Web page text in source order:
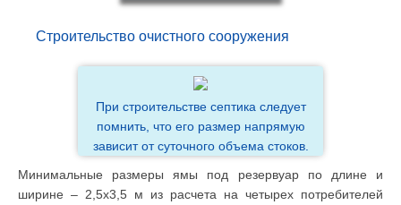
Строительство очистного сооружения
При строительстве септика следует
помнить, что его размер напрямую
зависит от суточного объема стоков.
Минимальные размеры ямы под резервуар по длине и
ширине – 2,5х3,5 м из расчета на четырех потребителей